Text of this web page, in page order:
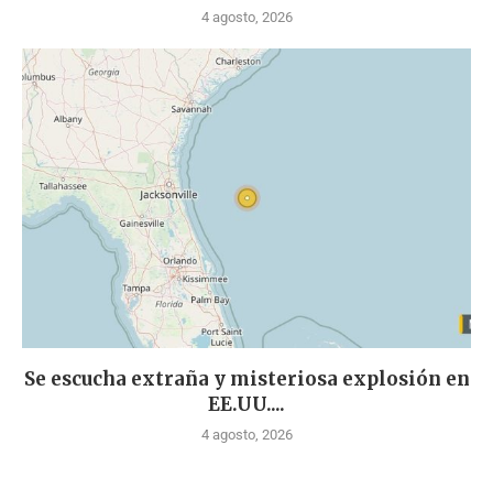
4 agosto, 2026
Se escucha extraña y misteriosa explosión en
EE.UU....
4 agosto, 2026